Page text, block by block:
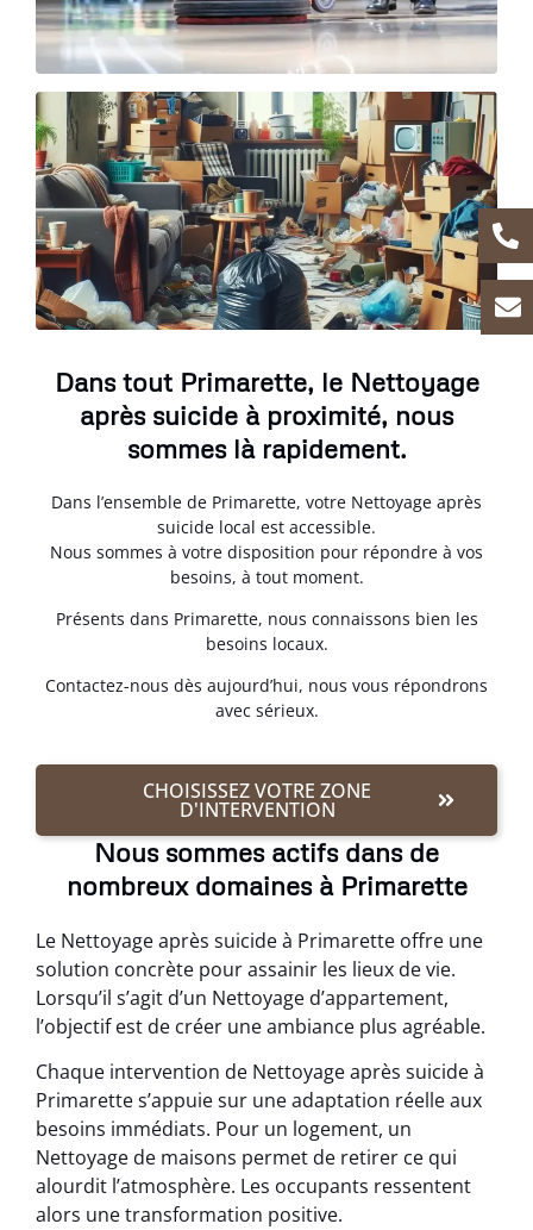
Dans tout Primarette, le Nettoyage
après suicide à proximité, nous
sommes là rapidement.
Dans l’ensemble de Primarette, votre Nettoyage après
suicide local est accessible.
Nous sommes à votre disposition pour répondre à vos
besoins, à tout moment.
Présents dans Primarette, nous connaissons bien les
besoins locaux.
Contactez-nous dès aujourd’hui, nous vous répondrons
avec sérieux.
CHOISISSEZ VOTRE ZONE
D'INTERVENTION
Nous sommes actifs dans de
nombreux domaines à Primarette
Le Nettoyage après suicide à Primarette offre une
solution concrète pour assainir les lieux de vie.
Lorsqu’il s’agit d’un Nettoyage d’appartement,
l’objectif est de créer une ambiance plus agréable.
Chaque intervention de Nettoyage après suicide à
Primarette s’appuie sur une adaptation réelle aux
besoins immédiats. Pour un logement, un
Nettoyage de maisons permet de retirer ce qui
alourdit l’atmosphère. Les occupants ressentent
alors une transformation positive.